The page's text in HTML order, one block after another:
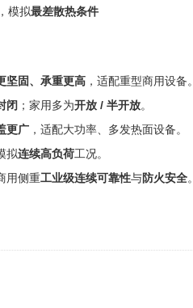
模拟最差散热条件
坚固、承重更高 ，适配重型商用设备。
闭 ；家用多为开放 / 半开放。
更广 ，适配大功率、多发热面设备。
拟连续高负荷工况。
用侧重工业级连续可靠性与防火安全。